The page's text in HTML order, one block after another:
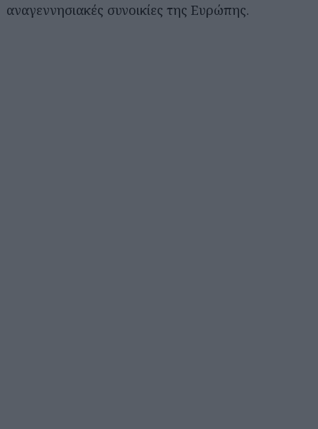
αναγεννησιακές συνοικίες της Ευρώπης.